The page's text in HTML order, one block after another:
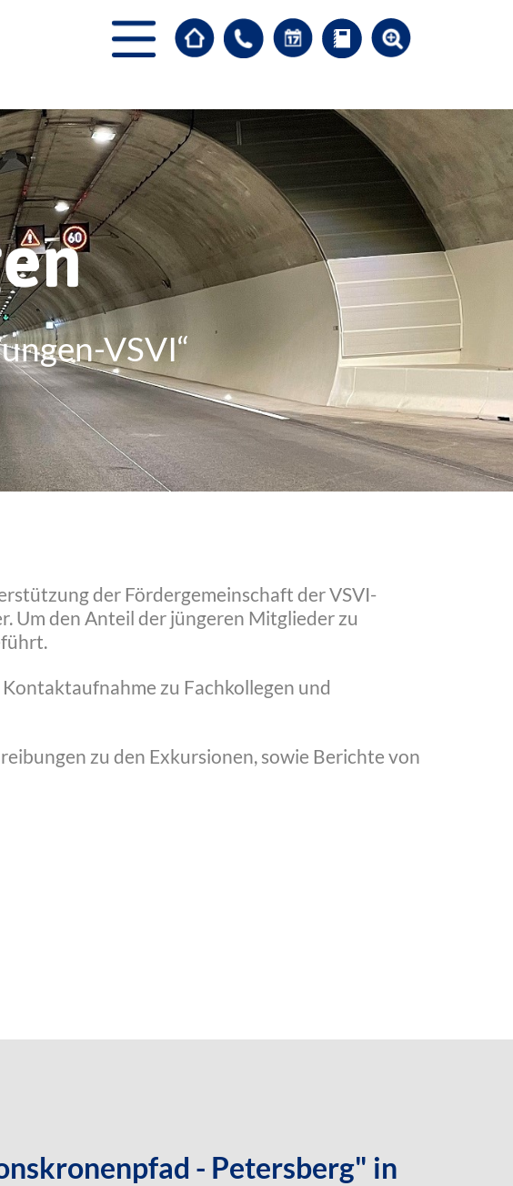
VSVI“
der Fördergemeinschaft der VSVI-
Um den Anteil der jüngeren Mitglieder zu
zu Fachkollegen und
zu den Exkursionen, sowie Berichte von
- Petersberg" in